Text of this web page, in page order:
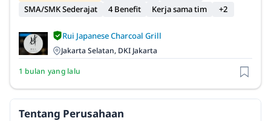
SMA/SMK Sederajat
4 Benefit Kerja sama tim +2
Rui Japanese Charcoal Grill
Jakarta Selatan, DKI Jakarta
1 bulan yang lalu
Tentang Perusahaan